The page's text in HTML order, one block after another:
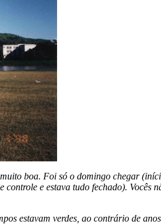
boa. Foi só o domingo chegar
e estava tudo fechado).
estavam verdes, ao contrário de